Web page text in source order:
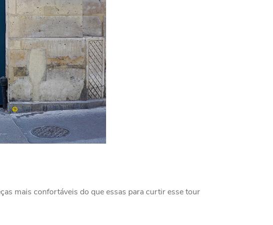
mais confortáveis do que essas para curtir esse tour